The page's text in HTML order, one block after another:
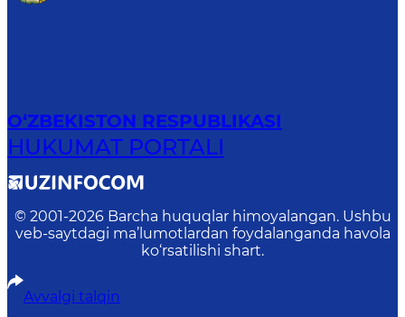
O‘ZBEKISTON RESPUBLIKASI
HUKUMAT PORTALI
© 2001-2026 Barcha huquqlar himoyalangan. Ushbu
veb-saytdagi ma’lumotlardan foydalanganda havola
ko‘rsatilishi shart.
Avvalgi talqin